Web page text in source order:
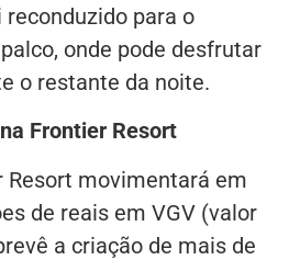
para o
onde pode desfrutar
o restante da noite.
Frontier Resort
Resort movimentará em
de reais em VGV (valor
a criação de mais de